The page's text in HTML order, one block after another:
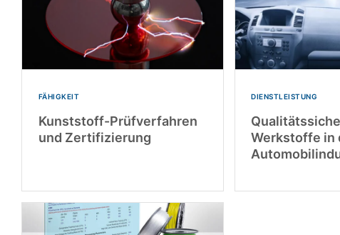
FÄHIGKEIT
Kunststoff-Prüfverfahren
und Zertifizierung
DIENSTLEISTUNG
Werkstoffe in